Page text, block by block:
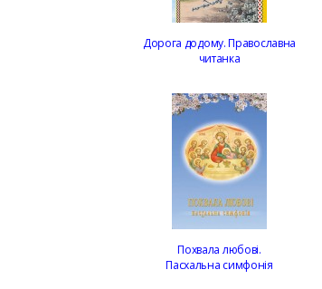
Дорога додому. Православна
читанка
Похвала любові.
Пасхальна симфонія